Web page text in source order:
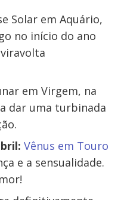
Solar em Aquário,
no início do ano
em Virgem, na
dar uma turbinada
Vênus em Touro
e a sensualidade.